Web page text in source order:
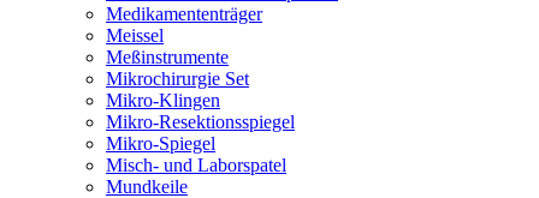
Medikamententräger
Meissel
Meßinstrumente
Mikrochirurgie Set
Mikro-Klingen
Mikro-Resektionsspiegel
Mikro-Spiegel
Misch- und Laborspatel
Mundkeile